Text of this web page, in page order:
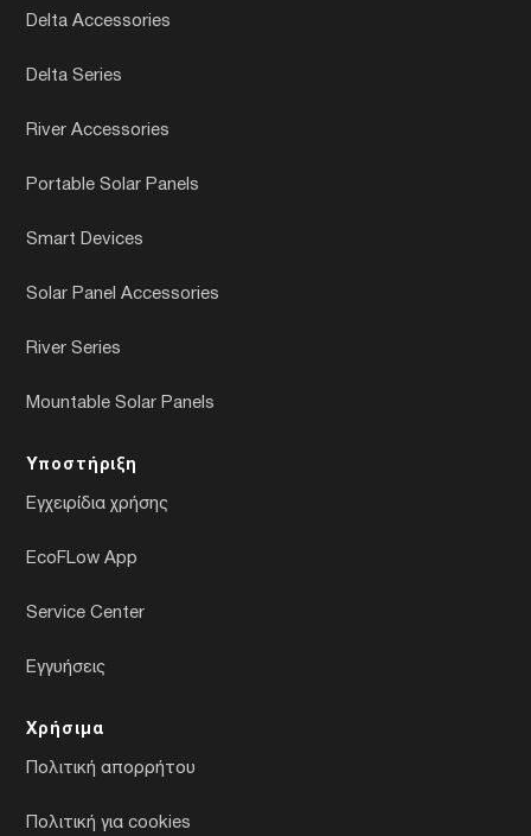
Delta Accessories
Delta Series
River Accessories
Portable Solar Panels
Smart Devices
Solar Panel Accessories
River Series
Mountable Solar Panels
Υποστήριξη
Εγχειρίδια χρήσης
EcoFLow App
Service Center
Εγγυήσεις
Χρήσιμα
Πολιτική απορρήτου
Πολιτική για cookies